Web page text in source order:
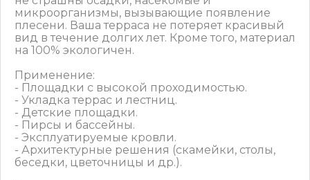
микроорганизмы, вызывающие появление
плесени. Ваша терраса не потеряет красивый
вид в течение долгих лет. Кроме того, материал
на 100% экологичен.
Применение:
- Площадки с высокой проходимостью.
- Укладка террас и лестниц.
- Детские площадки.
- Пирсы и бассейны.
- Эксплуатируемые кровли.
- Архитектурные решения (скамейки, столы,
беседки, цветочницы и др.).